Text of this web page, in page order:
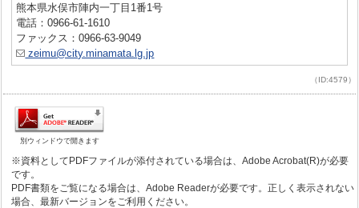
熊本県水俣市陣内一丁目1番1号
電話：0966-61-1610
ファックス：0966-63-9049
zeimu@city.minamata.lg.jp
（ID:4579）
別ウィンドウで開きます
※資料としてPDFファイルが添付されている場合は、Adobe Acrobat(R)が必要
です。
PDF書類をご覧になる場合は、Adobe Readerが必要です。正しく表示されない
場合、最新バージョンをご利用ください。